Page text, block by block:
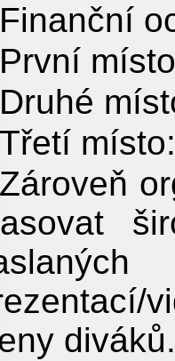
Finanční
První
Druhé
Třetí
Zároveň
diváků.